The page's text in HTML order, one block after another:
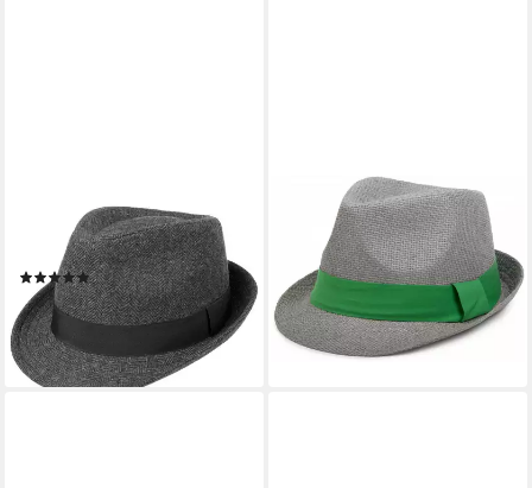
Trilby (1-St) Stoffhut mit
Futter
(1)
40,95 €
lieferbar - in 2-3 Werktagen bei dir
STYLEBREAKER
Trilby Trilby Hut mit farbigem
Zierband (1-St)
23,95 €
lieferbar - in 2-3 Werktagen bei dir